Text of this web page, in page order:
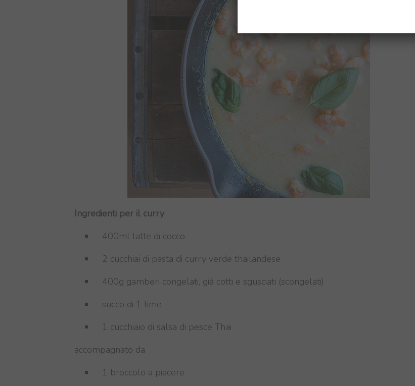
Ingredienti per il curry
400ml latte di cocco
2 cucchiai di pasta di curry verde thailandese
400g gamberi congelati, già cotti e sgusciati (scongelati)
succo di 1 lime
1 cucchiaio di salsa di pesce Thai
accompagnato da
1 broccolo a piacere